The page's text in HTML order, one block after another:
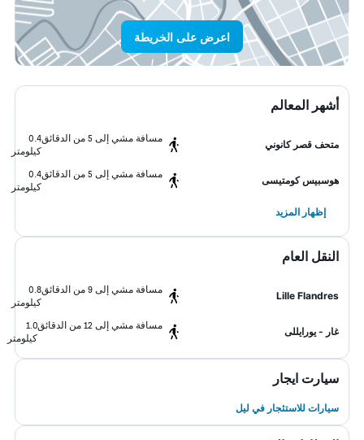
اعرض على الخريطة
أشهر المعالم
متحف قصر كانوني
مسافة مشي إلى 5 من الدقائق
0.4
كيلومتر
هوسبيس كومتيسى
مسافة مشي إلى 5 من الدقائق
0.4
كيلومتر
إظهار المزيد
النقل العام
Lille Flandres
مسافة مشي إلى 9 من الدقائق
0.8
كيلومتر
غار - يورايللى
مسافة مشي إلى 12 من الدقائق
1.0
كيلومتر
سيارت ايجار
سيارات للاستئجار في ليل